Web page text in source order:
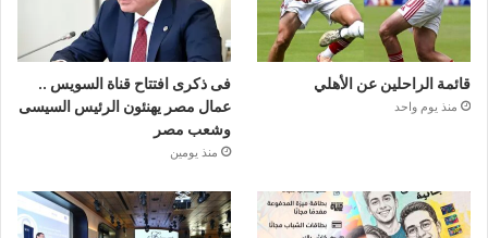
قائمة الراحلين عن الأهلي
منذ يوم واحد
فى ذكرى افتتاح قناة السويس ..
عمال مصر يهنئون الرئيس السيسى
وشعب مصر
منذ يومين